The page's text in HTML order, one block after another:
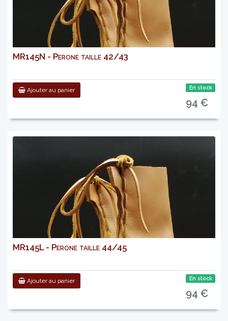
MR145N - Perone taille 42/43
Ajouter au panier En stock
94 €
MR145L - Perone taille 44/45
Ajouter au panier En stock
94 €